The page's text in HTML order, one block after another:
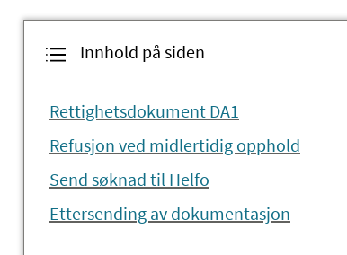
Innhold på siden
Rettighetsdokument DA1
Refusjon ved midlertidig opphold
Send søknad til Helfo
Ettersending av dokumentasjon